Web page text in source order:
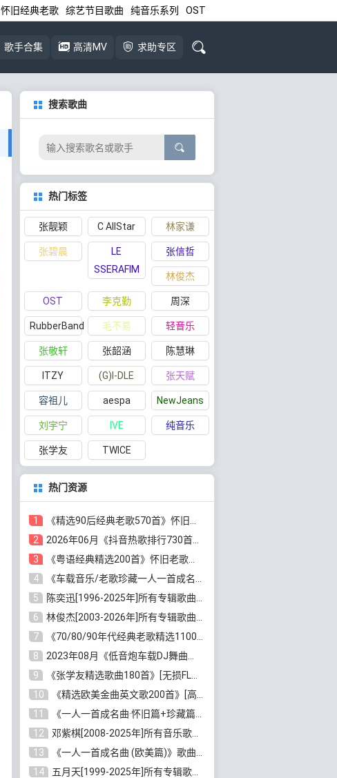
怀旧经典老歌 综艺节目歌曲 纯音乐系列 OST
歌手合集 高清MV 求助专区
搜索歌曲
热门标签
张靓颖 C AllStar 林家谦
张碧晨
LE
SSERAFIM
张信哲
林俊杰
OST 李克勤 周深
RubberBand 毛不易 轻音乐
张敬轩 张韶涵 陈慧琳
ITZY (G)I-DLE 张天赋
容祖儿 aespa NewJeans
刘宇宁 IVE 纯音乐
张学友 TWICE
热门资源
1
《精选90后经典老歌570首》怀旧歌曲合集[高品质MP3/320K/5.44GB]百度云网盘下载
2
2026年06月《抖音热歌排行730首》最火热门歌曲整理[高品质MP3/320K/5.35GB]百度云网盘下载
3
《粤语经典精选200首》怀旧老歌大全[无损FLAC/MP3/6.77GB]百度云网盘下载
4
《车载音乐/老歌珍藏一人一首成名曲12CD》[无损WAV分轨+MP3/6.79GB]百度云网盘下载
5
陈奕迅[1996-2025年]所有专辑歌曲合集[无损FLAC/MP3/48.18GB]百度云网盘下载
6
林俊杰[2003-2026年]所有专辑歌曲全集[无损FLAC/MP3/13.05GB]百度云网盘下载
7
《70/80/90年代经典老歌精选1100首》[高品质MP3/320K/10GB]百度云网盘下载
8
2023年08月《低音炮车载DJ舞曲排行360首》劲爆歌曲合集[高品质MP3/320K/2.86GB]百度云网盘下载
9
《张学友精选歌曲180首》[无损FLAC/MP3/6.26GB]百度云网盘下载
10
《精选欧美金曲英文歌200首》[高品质MP3/320K/1.81GB]百度云网盘下载
11
《一人一首成名曲·怀旧篇+珍藏篇4CD》[无损WAV/DTS+高品质MP3/6.88GB]百度云网盘下载
12
邓紫棋[2008-2025年]所有音乐歌曲合集[无损FLAC/MP3/8.99GB]百度云网盘下载
13
《一人一首成名曲 (欧美篇)》歌曲合集打包[无损WAV/MP3/6.13GB]百度云网盘下载
14
五月天[1999-2025年]所有专辑歌曲合集打包[无损FLAC/MP3/23.84GB]百度云网盘下载